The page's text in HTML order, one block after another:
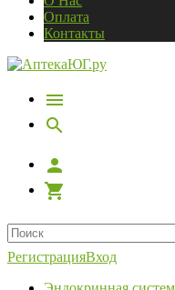
Оплата
Контакты
РегистрацияВход